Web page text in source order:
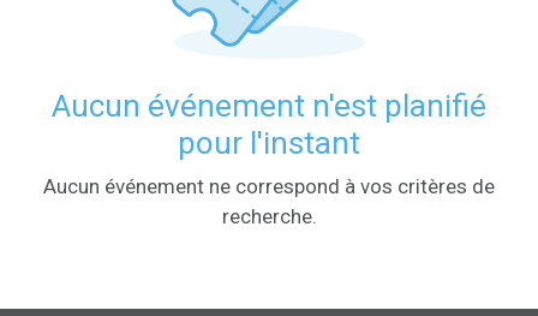
Aucun événement n'est planifié
pour l'instant
Aucun événement ne correspond à vos critères de
recherche.